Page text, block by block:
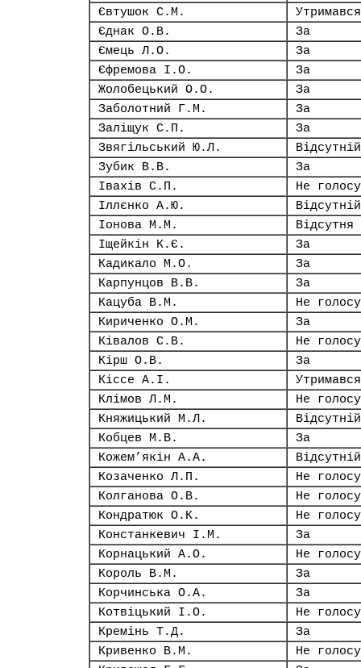
Євтушок С.М.
Утримався
Єднак О.В.
За
Ємець Л.О.
За
Єфремова І.О.
За
Жолобецький О.О.
За
Заболотний Г.М.
За
Заліщук С.П.
За
Звягільський Ю.Л.
Відсутній
Зубик В.В.
За
Івахів С.П.
Не
Іллєнко А.Ю.
Відсутній
Іонова М.М.
Відсутня
Іщейкін К.Є.
За
Кадикало М.О.
За
Карпунцов В.В.
За
Кацуба В.М.
Не
Кириченко О.М.
За
Ківалов С.В.
Не
Кірш О.В.
За
Кіссе А.І.
Утримався
Клімов Л.М.
Не
Княжицький М.Л.
Відсутній
Кобцев М.В.
За
Кожем’якін А.А.
Відсутній
Козаченко Л.П.
Не
Колганова О.В.
Не
Кондратюк О.К.
Не
Констанкевич І.М.
За
Корнацький А.О.
Не
Король В.М.
За
Корчинська О.А.
За
Котвіцький І.О.
Не
Кремінь Т.Д.
За
Кривенко В.М.
Не